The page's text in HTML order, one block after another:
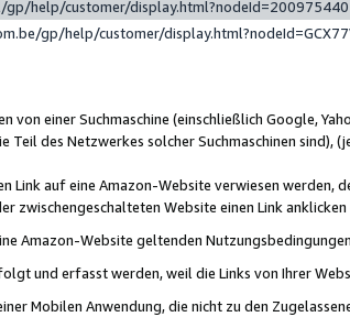
help/customer/display.html?nodeId=200975440
gp/help/customer/
von einer Suchmaschine (einschließlich Google,
des Netzwerkes solcher Suchmaschinen sind),
Link auf eine Amazon-Website verwiesen
zwischengeschalteten Website einen Link
Amazon-Website geltenden
und erfasst werden, weil die Links von Ihrer
Mobilen Anwendung, die nicht zu den